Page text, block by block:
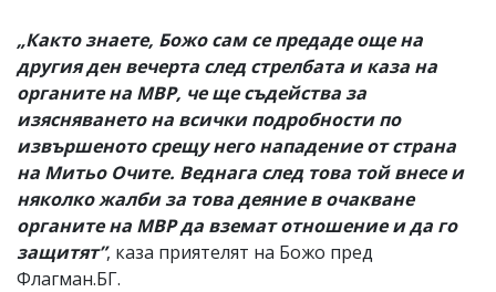
„Както знаете, Божо сам се предаде още на
другия ден вечерта след стрелбата и каза на
органите на МВР, че ще съдейства за
изясняването на всички подробности по
извършеното срещу него нападение от страна
на Митьо Очите. Веднага след това той внесе и
няколко жалби за това деяние в очакване
органите на МВР да вземат отношение и да го
защитят”, каза приятелят на Божо пред
Флагман.БГ.